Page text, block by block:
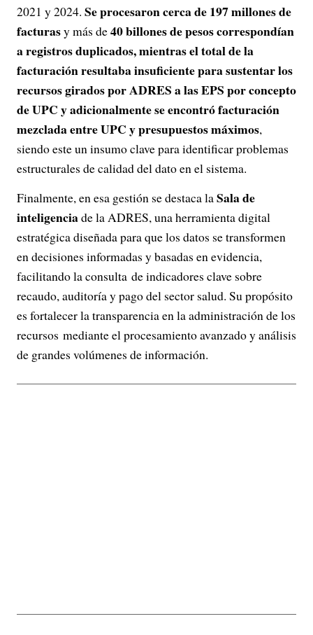
2021 y 2024. Se procesaron cerca de 197 millones de
facturasy más de40 billones de pesos correspondían
a registros duplicados, mientras el total de la
facturación resultaba insuficiente para sustentar los
recursos girados por ADRES a las EPS por concepto
de UPC y adicionalmente se encontró facturación
mezclada entre UPC y presupuestos máximos,
siendo este un insumo clave para identificar problemas
estructurales de calidad del dato en el sistema.
Finalmente, en esa gestión se destaca laSala de
inteligenciade la ADRES, una herramienta digital
estratégica diseñada para que los datos se transformen
en decisiones informadas y basadas en evidencia,
facilitando la consulta de indicadores clave sobre
recaudo, auditoría y pago del sector salud. Su propósito
es fortalecer la transparencia en la administración de los
recursos mediante el procesamiento avanzado y análisis
de grandes volúmenes de información.